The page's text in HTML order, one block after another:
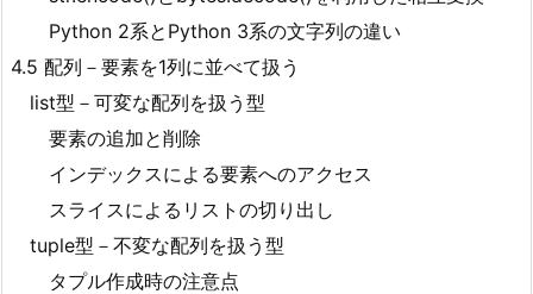
Python 2系とPython 3系の文字列の違い
4.5 配列－要素を1列に並べて扱う
list型－可変な配列を扱う型
要素の追加と削除
インデックスによる要素へのアクセス
スライスによるリストの切り出し
tuple型－不変な配列を扱う型
タプル作成時の注意点